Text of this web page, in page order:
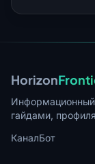
Horizon
гайдами,
КаналБот